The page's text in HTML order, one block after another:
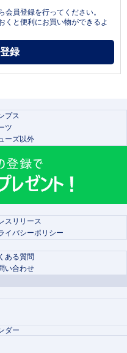
員登録を行ってください。
くと便利にお買い物ができるよ
プス
ツ
ーズ以外
スリリース
イバシーポリシー
ある質問
い合わせ
ダー